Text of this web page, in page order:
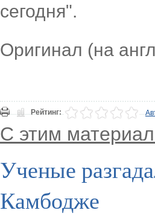
сегодня".
Оригинал (на
Рейтинг:
С этим
Ученые
Камбодже